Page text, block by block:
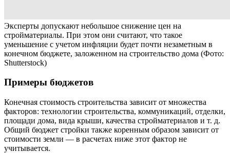
Эксперты допускают небольшое снижение цен на
стройматериалы. При этом они считают, что такое
уменьшение с учетом инфляции будет почти незаметным в
конечном бюджете, заложенном на строительство дома (Фото:
Shutterstock)
Примеры бюджетов
Конечная стоимость строительства зависит от множества
факторов: технологии строительства, коммуникаций, отделки,
площади дома, вида крыши, качества стройматериалов и т. д.
Общий бюджет стройки также коренным образом зависит от
стоимости земли — в расчетах ниже этот фактор не
учитывается.